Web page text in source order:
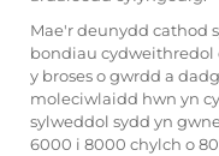
Mae'r deunydd cathod
bondiau cydweithredol
y broses o gwrdd a
moleciwlaidd hwn yn
sylweddol sydd yn
6000 i 8000 chylch o